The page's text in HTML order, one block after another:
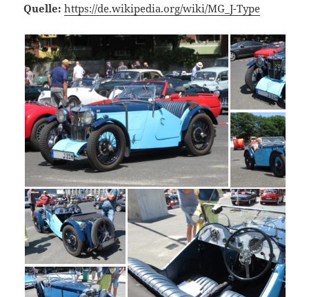
Quelle: https://de.wikipedia.org/wiki/MG_J-Type